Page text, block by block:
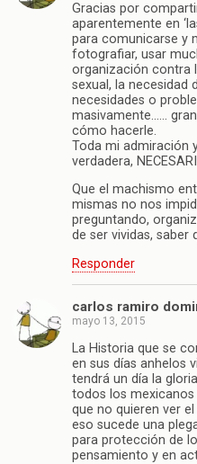
Gracias por
aparentemente en
para comunicarse y
fotografiar, usar
organización contra
sexual, la necesidad
necesidades o
masivamente……
cómo hacerle.
Toda mi admiración
verdadera,
Que el machismo
mismas no nos
preguntando,
de ser vividas, saber
Responder
carlos ramiro
mayo 13, 2015
La Historia que se
en sus días anhelos
tendrá un día la
todos los
que no quieren ver
eso sucede una
para protección de
pensamiento y en